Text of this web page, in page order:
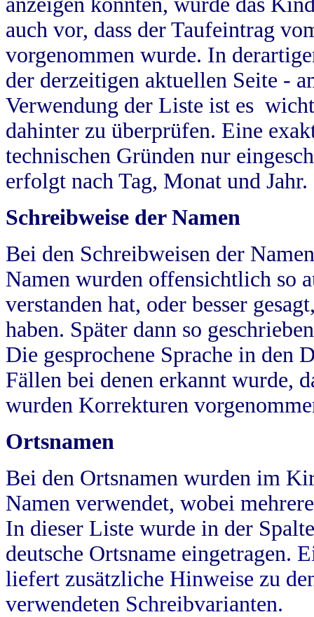
auch vor, dass der Taufeintrag
vorgenommen wurde. In
der derzeitigen aktuellen Seite -
Verwendung der Liste ist es
dahinter zu überprüfen. Eine
technischen Gründen nur
erfolgt nach Tag, Monat und Jahr.
Schreibweise der Namen
Bei den Schreibweisen der
Namen wurden offensichtlich so
verstanden hat, oder besser
haben. Später dann so
Die gesprochene Sprache in
Fällen bei denen erkannt wurde,
wurden Korrekturen
Ortsnamen
Bei den Ortsnamen wurden im
Namen verwendet, wobei
In dieser Liste wurde in der
deutsche Ortsname eingetragen.
liefert zusätzliche Hinweise zu
verwendeten Schreibvarianten.